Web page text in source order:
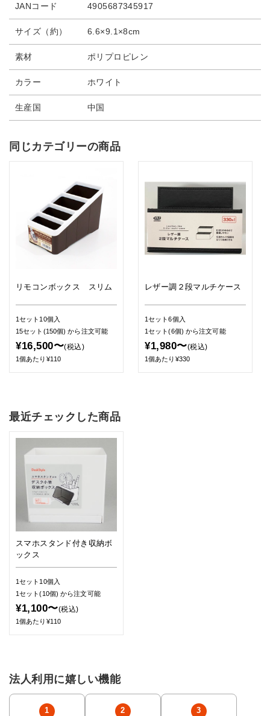
JANコード 4905687345917
サイズ（約） 6.6×9.1×8cm
素材 ポリプロピレン
カラー ホワイト
生産国 中国
同じカテゴリーの商品
リモコンボックス スリム
1セット10個入
15セット(150個)から注文可能
¥16,500〜(税込)
1個あたり¥110
レザー調２段マルチケース
1セット6個入
1セット(6個) から注文可能
¥1,980〜(税込)
1個あたり¥330
最近チェックした商品
スマホスタンド付き収納ボ
ックス
1セット10個入
1セット(10個)から注文可能
¥1,100〜(税込)
1個あたり¥110
法人利用に嬉しい機能